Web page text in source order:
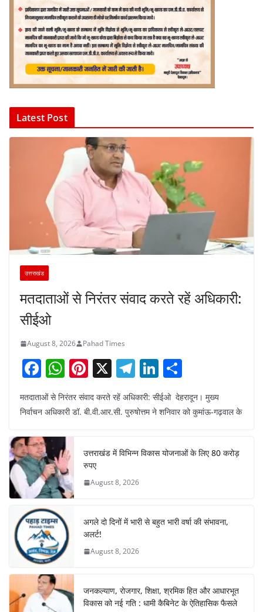
Latest Post
उत्तराखंड
मतदाताओं से निरंतर संवाद करते रहें अधिकारी:
सीईओ
August 8, 2026 Pahad Times
F
a
c
b
o
o
k
W
h
at
A
p
p
Pi
er
X T
el
e
a
m
Li
n
k
dI
n
ar
मतदाताओं से निरंतर संवाद करते रहें अधिकारी: सीईओ देहरादून। मुख्य
निर्वाचन अधिकारी डॉ. बी.वी.आर.सी. पुरुषोत्तम ने शनिवार को कुमांऊ-गढ़वाल के
उत्तराखंड में विभिन्न विकास योजनाओं के लिए 80 करोड़
रुपए
August 8, 2026
अगले दो दिनों में भारी से बहुत भारी वर्षा की संभावना,
अलर्ट!
August 8, 2026
जनकल्याण, रोजगार, शिक्षा, श्रमिक हित और आधारभूत
विकास को नई गति : धामी कैबिनेट के ऐतिहासिक फैसले